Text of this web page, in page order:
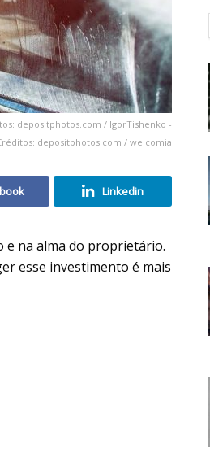
depositphotos.com / IgorTishenko -
depositphotos.com / welcomia
Linkedin
e na alma do proprietário.
esse investimento é mais